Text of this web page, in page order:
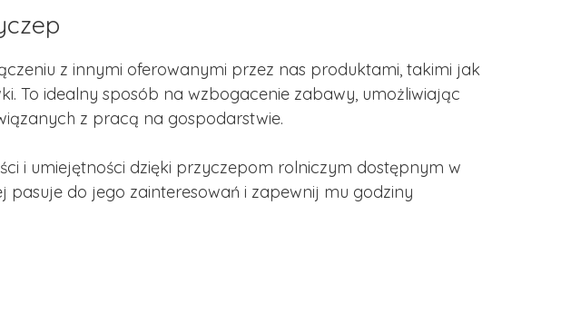
z innymi oferowanymi przez nas produktami, takimi jak
To idealny sposób na wzbogacenie zabawy, umożliwiając
z pracą na gospodarstwie.
i umiejętności dzięki przyczepom rolniczym dostępnym w
do jego zainteresowań i zapewnij mu godziny